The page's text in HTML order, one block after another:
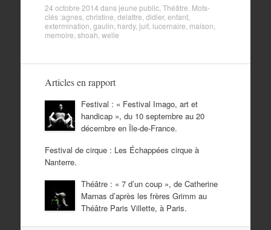
24 octobre 2014 dansjeune public, Théâtre . Mots-
clés :agnes, christine delattre didier, enfant,
extermination gaulin hardy, juif, lucernaire maison
memoire shoah welle
Articles en rapport
Festival : « Festival Imago, art et
handicap », du 10 septembre au 20
décembre en Île-de-France.
Festival de cirque : Les Échappées cirque à
Nanterre.
Théâtre : « 7 d’un coup », de Catherine
Marnas d’après les frères Grimm au
Théâtre Paris Villette, à Paris.